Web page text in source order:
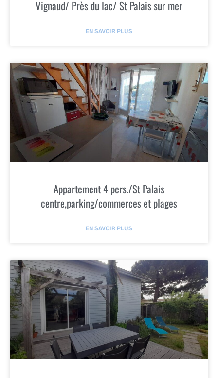
Vignaud/ Près du lac/ St Palais sur mer
EN SAVOIR PLUS
Appartement 4 pers./St Palais
centre,parking/commerces et plages
EN SAVOIR PLUS